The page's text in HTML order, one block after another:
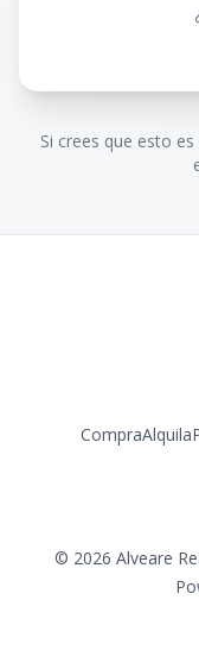
Si crees que esto
CompraAlquila
© 2026 Alveare